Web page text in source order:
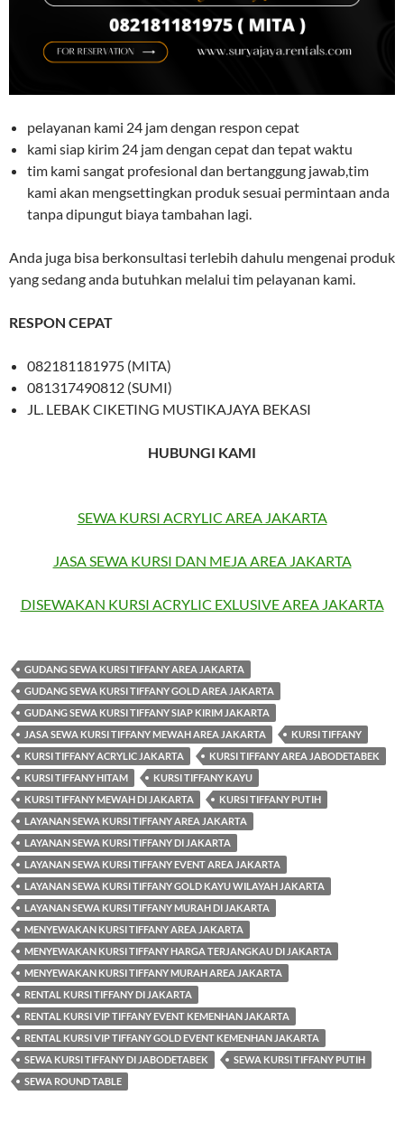
pelayanan kami 24 jam dengan respon cepat
kami siap kirim 24 jam dengan cepat dan tepat waktu
tim kami sangat profesional dan bertanggung jawab,tim
kami akan mengsettingkan produk sesuai permintaan anda
tanpa dipungut biaya tambahan lagi.
Anda juga bisa berkonsultasi terlebih dahulu mengenai produk
yang sedang anda butuhkan melalui tim pelayanan kami.
RESPON CEPAT
082181181975 (MITA)
081317490812 (SUMI)
JL. LEBAK CIKETING MUSTIKAJAYA BEKASI
HUBUNGI KAMI
SEWA KURSI ACRYLIC AREA JAKARTA
JASA SEWA KURSI DAN MEJA AREA JAKARTA
DISEWAKAN KURSI ACRYLIC EXLUSIVE AREA JAKARTA
GUDANG SEWA KURSI TIFFANY AREA JAKARTA
GUDANG SEWA KURSI TIFFANY GOLD AREA JAKARTA
GUDANG SEWA KURSI TIFFANY SIAP KIRIM JAKARTA
JASA SEWA KURSI TIFFANY MEWAH AREA JAKARTA
KURSI TIFFANY
KURSI TIFFANY ACRYLIC JAKARTA
KURSI TIFFANY AREA JABODETABEK
KURSI TIFFANY HITAM
KURSI TIFFANY KAYU
KURSI TIFFANY MEWAH DI JAKARTA
KURSI TIFFANY PUTIH
LAYANAN SEWA KURSI TIFFANY AREA JAKARTA
LAYANAN SEWA KURSI TIFFANY DI JAKARTA
LAYANAN SEWA KURSI TIFFANY EVENT AREA JAKARTA
LAYANAN SEWA KURSI TIFFANY GOLD KAYU WILAYAH JAKARTA
LAYANAN SEWA KURSI TIFFANY MURAH DI JAKARTA
MENYEWAKAN KURSI TIFFANY AREA JAKARTA
MENYEWAKAN KURSI TIFFANY HARGA TERJANGKAU DI JAKARTA
MENYEWAKAN KURSI TIFFANY MURAH AREA JAKARTA
RENTAL KURSI TIFFANY DI JAKARTA
RENTAL KURSI VIP TIFFANY EVENT KEMENHAN JAKARTA
RENTAL KURSI VIP TIFFANY GOLD EVENT KEMENHAN JAKARTA
SEWA KURSI TIFFANY DI JABODETABEK
SEWA KURSI TIFFANY PUTIH
SEWA ROUND TABLE